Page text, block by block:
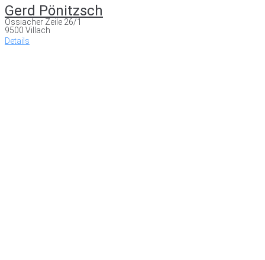
Gerd Pönitzsch
Ossiacher Zeile 26/1
9500 Villach
Details